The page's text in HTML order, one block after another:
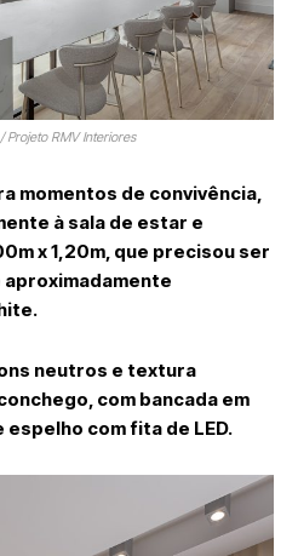
Projeto RMV Interiores
momentos de convivência,
à sala de estar e
x 1,20m, que precisou ser
aproximadamente
neutros e textura
com bancada em
com fita de LED.